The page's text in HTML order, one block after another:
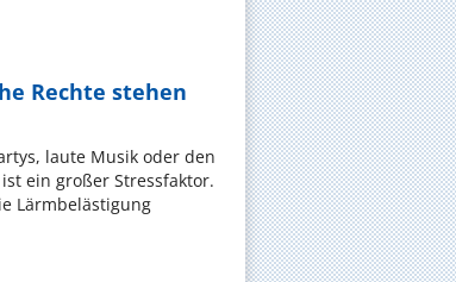
Rechte stehen
laute Musik oder den
ein großer Stressfaktor.
Lärmbelästigung